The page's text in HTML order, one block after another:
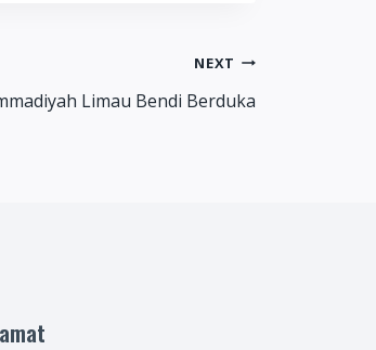
NEXT
Limau Bendi Berduka